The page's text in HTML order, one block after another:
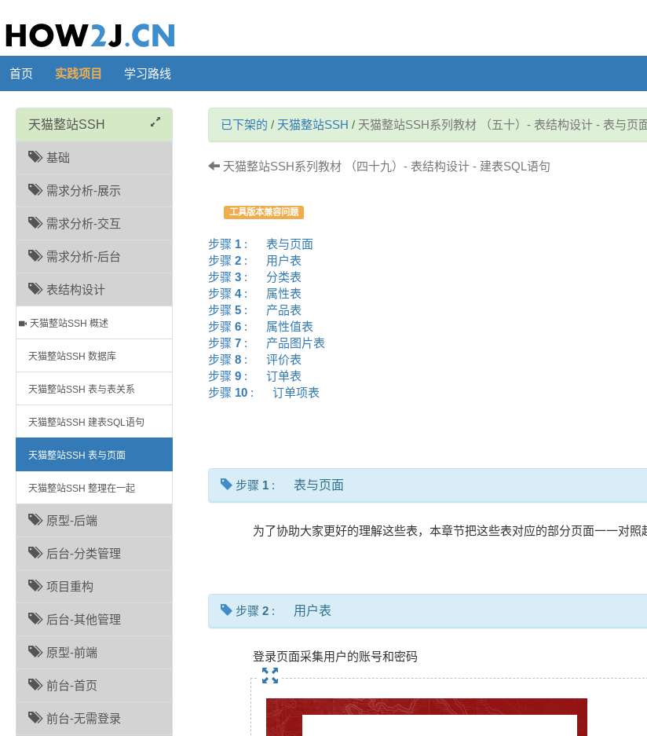
首页 实践项目 学习路线
天猫整站SSH
基础
需求分析-展示
需求分析-交互
需求分析-后台
表结构设计
天猫整站SSH 概述
天猫整站SSH 数据库
天猫整站SSH 表与表关系
天猫整站SSH 建表SQL语句
天猫整站SSH 表与页面
天猫整站SSH 整理在一起
原型-后端
后台-分类管理
项目重构
后台-其他管理
原型-前端
前台-首页
前台-无需登录
已下架的 / 天猫整站SSH / 天猫整站SSH系列教材 （五十）- 表结构设计 - 表与页
天猫整站SSH系列教材 （四十九）- 表结构设计 - 建表SQL语句
工具版本兼容问题
步骤 1 :
表与页面
步骤 2 :
用户表
步骤 3 :
分类表
步骤 4:
属性表
步骤 5 :
产品表
步骤 6 :
属性值表
步骤 7 :
产品图片表
步骤 8 :
评价表
步骤 9 :
订单表
步骤 10 : 订单项表
步骤 1 : 表与页面
为了协助大家更好的理解这些表，本章节把这些表对应的部分页面一一对照
步骤 2 : 用户表
登录页面采集用户的账号和密码